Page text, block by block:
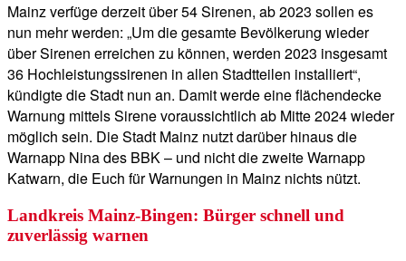
Mainz verfüge derzeit über 54 Sirenen, ab 2023 sollen es
nun mehr werden: „Um die gesamte Bevölkerung wieder
über Sirenen erreichen zu können, werden 2023 insgesamt
36 Hochleistungssirenen in allen Stadtteilen installiert“,
kündigte die Stadt nun an. Damit werde eine flächendecke
Warnung mittels Sirene voraussichtlich ab Mitte 2024 wieder
möglich sein. Die Stadt Mainz nutzt darüber hinaus die
Warnapp Nina des BBK – und nicht die zweite Warnapp
Katwarn, die Euch für Warnungen in Mainz nichts nützt.
Landkreis Mainz-Bingen: Bürger schnell und
zuverlässig warnen